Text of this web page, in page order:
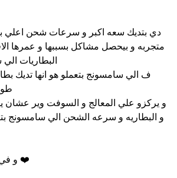
دي بتديك سعه اكبر و سرعات شحن
متجربه و بيحصل مشاكل بسببها و عمرها
البطاريات
ف الي سامسونج بتعملو هو انها تديك
و يركزو علي المعالج و السوفت وير عشان
و البطاريه و سرعه الشحن الي سامسونج
❤️